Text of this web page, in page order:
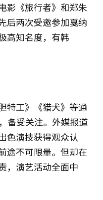
影《旅行者》和郑朱
后两次受邀参加戛纳
高知名度，有韩
特工》《猎犬》等通
备受关注。外媒报道
色演技获得观众认
途不可限量。但却在
，演艺活动全面中